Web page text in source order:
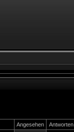
Angesehen Antworten